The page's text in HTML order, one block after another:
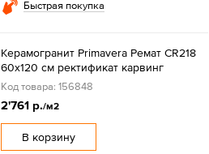
Быстрая покупка
Керамогранит Primavera Ремат CR218
60x120 см ректификат карвинг
Код товара: 156848
2'761 р./м2
В корзину